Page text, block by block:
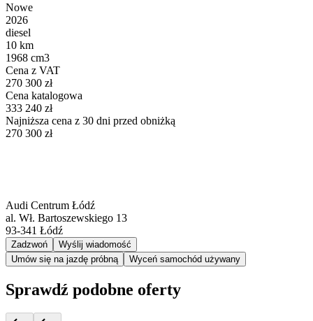
Nowe
2026
diesel
10 km
1968 cm3
Cena z VAT
270 300 zł
Cena katalogowa
333 240 zł
Najniższa cena z 30 dni przed obniżką
270 300 zł
Audi Centrum Łódź
al. Wł. Bartoszewskiego 13
93-341 Łódź
Zadzwoń
Wyślij wiadomość
Umów się na jazdę próbną
Wyceń samochód używany
Sprawdź podobne oferty